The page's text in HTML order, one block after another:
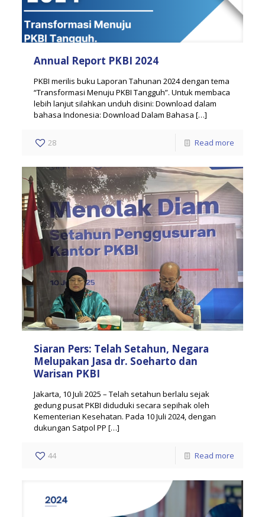
Annual Report PKBI 2024
PKBI merilis buku Laporan Tahunan 2024 dengan tema
“Transformasi Menuju PKBI Tangguh”. Untuk membaca
lebih lanjut silahkan unduh disini: Download dalam
bahasa Indonesia: Download Dalam Bahasa […]
28 Read more
Siaran Pers: Telah Setahun, Negara
Melupakan Jasa dr. Soeharto dan
Warisan PKBI
Jakarta, 10 Juli 2025 – Telah setahun berlalu sejak
gedung pusat PKBI diduduki secara sepihak oleh
Kementerian Kesehatan. Pada 10 Juli 2024, dengan
dukungan Satpol PP […]
44 Read more